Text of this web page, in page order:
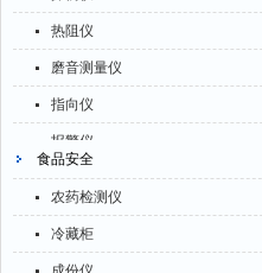
冻力仪
平整度仪
分选仪
辐射仪
蒸馏仪
氟化物测定仪
紧实仪
膨胀仪
碳硫分析仪
溴化物测定仪
电导率仪
ORP检测仪
渗透性测试仪
氯离子仪
余氯仪
非甲烷检测仪
掺入量测量仪
氢气检测仪
杀虫灯
二氧化硅测定仪
甲醛检测仪
氧分析仪
氧气检测仪
热阻仪
磨音测量仪
指向仪
报警仪
灰分仪
氮氧化物仪
腐蚀仪
食品安全
农药检测仪
冷藏柜